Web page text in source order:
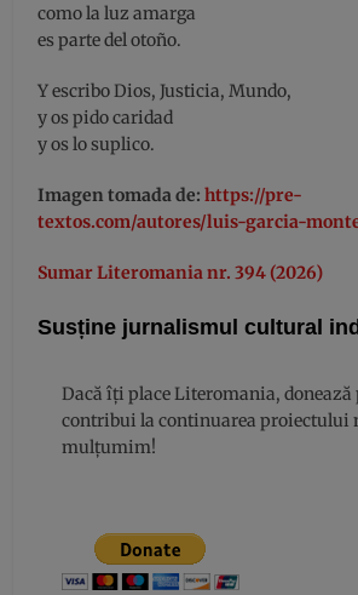
como la luz amarga
es parte del otoño.
Y escribo Dios, Justicia, Mundo,
y os pido caridad
y os lo suplico.
Imagen tomada de:https://pre-
textos.com/autores/luis-garcia-
Sumar Literomania nr. 394 (2026)
Susține jurnalismul cultural
Dacă îți place Literomania, donează
contribui la continuarea proiectului
mulțumim!